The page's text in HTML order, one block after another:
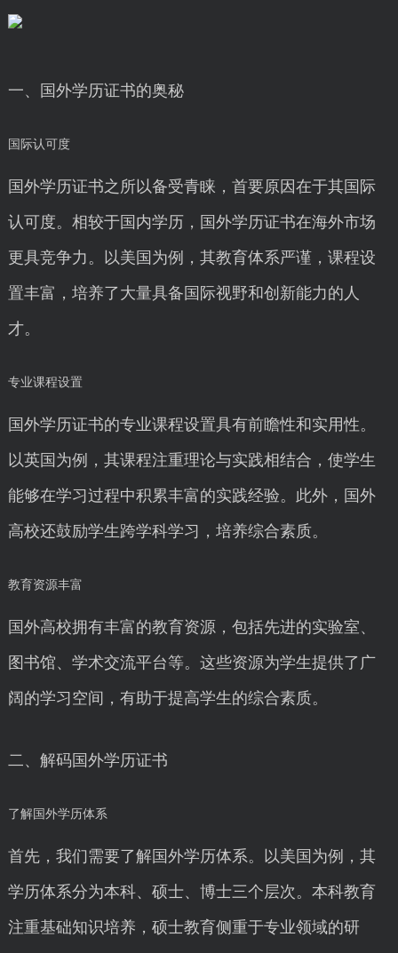
一、国外学历证书的奥秘
国际认可度
国外学历证书之所以备受青睐，首要原因在于其国际
认可度。相较于国内学历，国外学历证书在海外市场
更具竞争力。以美国为例，其教育体系严谨，课程设
置丰富，培养了大量具备国际视野和创新能力的人
才。
专业课程设置
国外学历证书的专业课程设置具有前瞻性和实用性。
以英国为例，其课程注重理论与实践相结合，使学生
能够在学习过程中积累丰富的实践经验。此外，国外
高校还鼓励学生跨学科学习，培养综合素质。
教育资源丰富
国外高校拥有丰富的教育资源，包括先进的实验室、
图书馆、学术交流平台等。这些资源为学生提供了广
阔的学习空间，有助于提高学生的综合素质。
二、解码国外学历证书
了解国外学历体系
首先，我们需要了解国外学历体系。以美国为例，其
学历体系分为本科、硕士、博士三个层次。本科教育
注重基础知识培养，硕士教育侧重于专业领域的研